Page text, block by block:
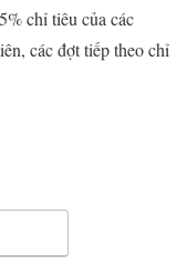
chỉ tiêu của các
các đợt tiếp theo chỉ